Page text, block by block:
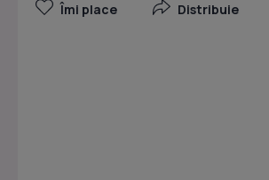
Îmi place Distribuie